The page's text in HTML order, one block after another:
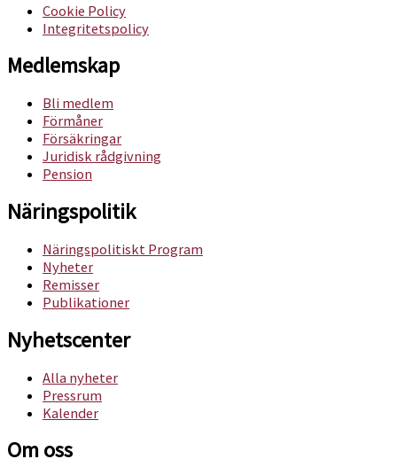
Cookie Policy
Integritetspolicy
Medlemskap
Bli medlem
Förmåner
Försäkringar
Juridisk rådgivning
Pension
Näringspolitik
Näringspolitiskt Program
Nyheter
Remisser
Publikationer
Nyhetscenter
Alla nyheter
Pressrum
Kalender
Om oss​